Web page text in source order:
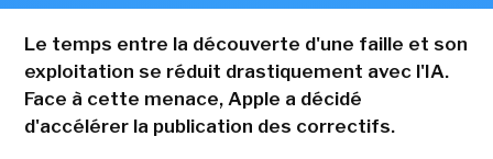
Le temps entre la découverte d'une faille et son
exploitation se réduit drastiquement avec l'IA.
Face à cette menace, Apple a décidé
d'accélérer la publication des correctifs.